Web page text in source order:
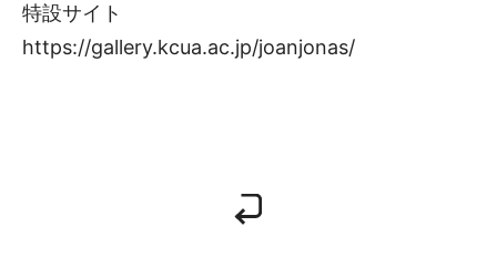
特設サイト
https://gallery.kcua.ac.jp/joanjonas/